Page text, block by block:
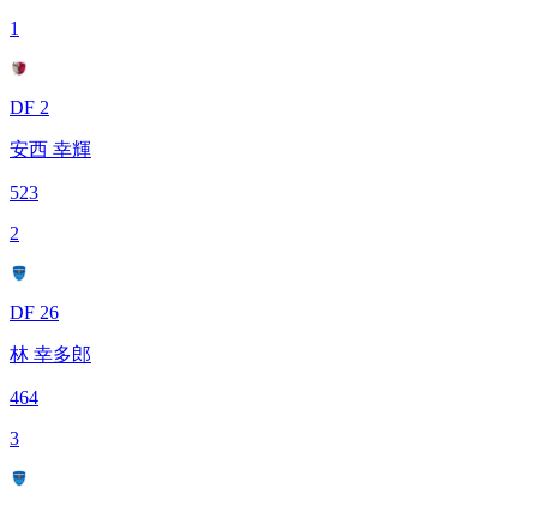
1
DF 2
安西 幸輝
523
2
DF 26
林 幸多郎
464
3